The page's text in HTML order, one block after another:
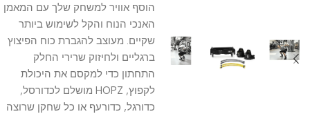
הוסף אוויר למשחק שלך עם המאמן
האנכי הנוח והקל לשימוש ביותר
שקיים. מעוצב להגברת כוח הפיצוץ
ברגליים ולחיזוק שרירי החלק
התחתון כדי למקסם את היכולת
לקפוץ, HOPZ מושלם לכדורסל,
כדורגל, כדורעף או כל שחקן שרוצה